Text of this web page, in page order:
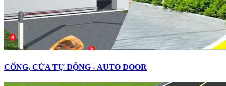
CỔNG, CỬA TỰ ĐỘNG - AUTO DOOR